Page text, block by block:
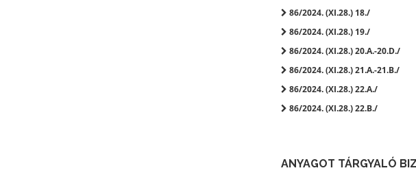
86/2024. (XI.28.) 18./
86/2024. (XI.28.) 19./
86/2024. (XI.28.) 20.A.-20.D./
86/2024. (XI.28.) 21.A.-21.B./
86/2024. (XI.28.) 22.A./
86/2024. (XI.28.) 22.B./
ANYAGOT TÁRGYALÓ